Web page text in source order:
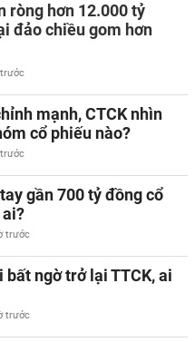
ròng hơn 12.000 tỷ
đảo chiều gom hơn
mạnh, CTCK nhìn
cổ phiếu nào?
gần 700 tỷ đồng cổ
trước
bất ngờ trở lại TTCK, ai
trước